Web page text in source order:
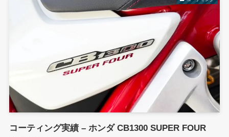
コーティング実績 – ホンダ CB1300 SUPER FOUR